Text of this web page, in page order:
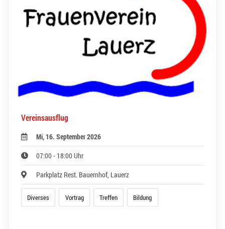
Vereinsausflug
Mi, 16. September 2026
07:00 - 18:00 Uhr
Parkplatz Rest. Bauernhof, Lauerz
Diverses Vortrag Treffen Bildung